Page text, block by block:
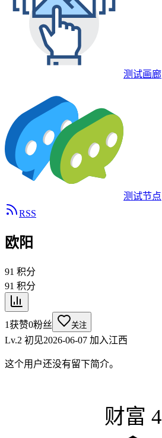
测试画廊
测试节点
RSS
欧阳
91 积分
91 积分
1获赞0粉丝 关注
Lv.2 初见2026-06-07 加入江西
这个用户还没有留下简介。
财富 4